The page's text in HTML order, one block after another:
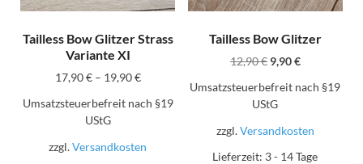
Tailless Bow Glitzer Strass
Variante XI
17,90€– 19,90€
Umsatzsteuerbefreit nach §19
UStG
zzgl.Versandkosten
Tailless Bow Glitzer
12,90€ 9,90€
Umsatzsteuerbefreit nach §19
UStG
zzgl.Versandkosten
Lieferzeit: 3 - 14 Tage